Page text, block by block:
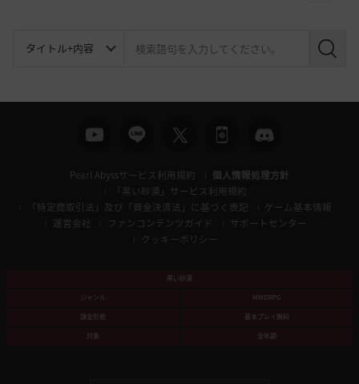
検
Pearl Abyssサービス利用規約
個人情報処理方針
「黒い砂漠」サービス利用規約
「特定商取引法」及び「資金決済法」に基づく表記
ゲーム基本情報
運営会社
ファンコンテンツガイド
サポートセンター
クッキーポリシー
黒い砂漠
ジャンル
MMORPG
課金形態
基本プレイ無料
対象
全年齢